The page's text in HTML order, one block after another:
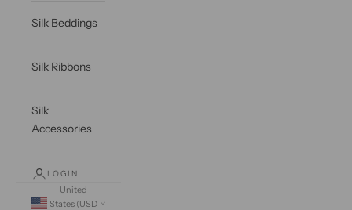
Silk Beddings
Silk Ribbons
Silk
Accessories
LOGIN
United
States (USD